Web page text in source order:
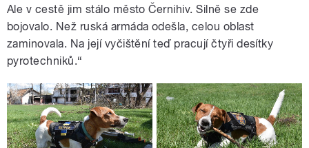
Ale v cestě jim stálo město Černihiv. Silně se zde
bojovalo. Než ruská armáda odešla, celou oblast
zaminovala. Na její vyčištění teď pracují čtyři desítky
pyrotechniků.“